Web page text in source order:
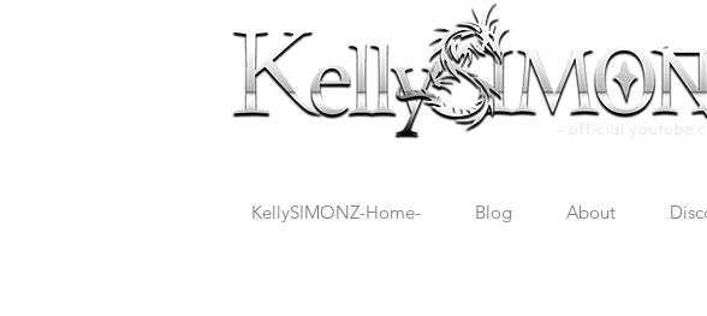
KellySIMONZ-Home- Blog About